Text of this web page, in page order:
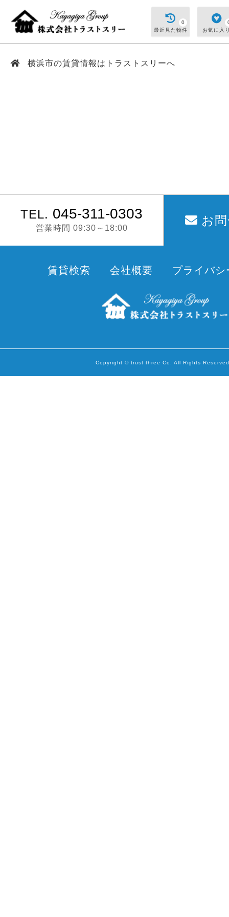
お気に入
最近見た物件
0
横浜市の賃貸情報はトラストスリーへ
TEL. 045-311-0303
営業時間 09:30～18:00
お
賃貸検索 会社概要 プライバ
Copyright © trust three Co. All Rights